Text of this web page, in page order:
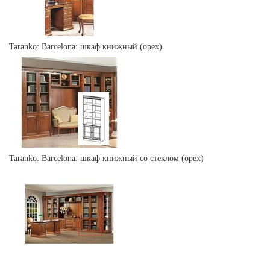
Taranko: Barcelona: шкаф книжный (орех)
Taranko: Barcelona: шкаф книжный со стеклом (орех)